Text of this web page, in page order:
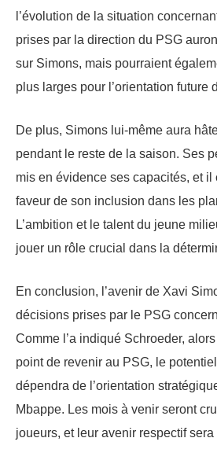
l’évolution de la situation
prises par la direction du PSG
sur Simons, mais pourraient
plus larges pour l’orientation future
De plus, Simons lui-même aura
pendant le reste de la saison. Ses
mis en évidence ses capacités, et
faveur de son inclusion dans les
L’ambition et le talent du jeune
jouer un rôle crucial dans la
En conclusion, l’avenir de Xavi
décisions prises par le PSG
Comme l’a indiqué Schroeder,
point de revenir au PSG, le
dépendra de l’orientation
Mbappe. Les mois à venir seront
joueurs, et leur avenir respectif